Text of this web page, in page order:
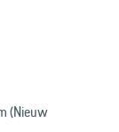
(Nieuw